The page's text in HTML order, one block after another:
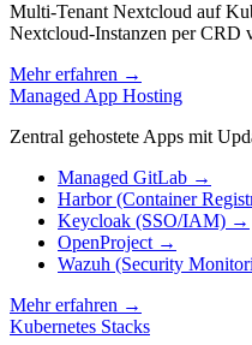
Multi-Tenant Nextcloud auf
Nextcloud-Instanzen per CRD
Mehr erfahren →
Managed App Hosting
Zentral gehostete Apps mit
Managed GitLab →
Harbor (Container
Keycloak (SSO/IAM) →
OpenProject →
Wazuh (Security
Mehr erfahren →
Kubernetes Stacks